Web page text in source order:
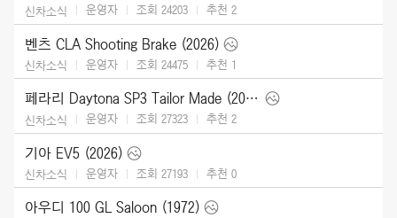
신차소식 운영자 조회 24203 추천 2
벤츠 CLA Shooting Brake (2026)
신차소식 운영자 조회 24475 추천 1
페라리 Daytona SP3 Tailor Made (2025)
신차소식 운영자 조회 27323 추천 2
기아 EV5 (2026)
신차소식 운영자 조회 27193 추천 0
아우디 100 GL Saloon (1972)